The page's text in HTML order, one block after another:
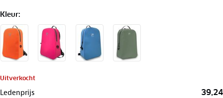
Kleur:
Uitverkocht
Ledenprijs 39,24